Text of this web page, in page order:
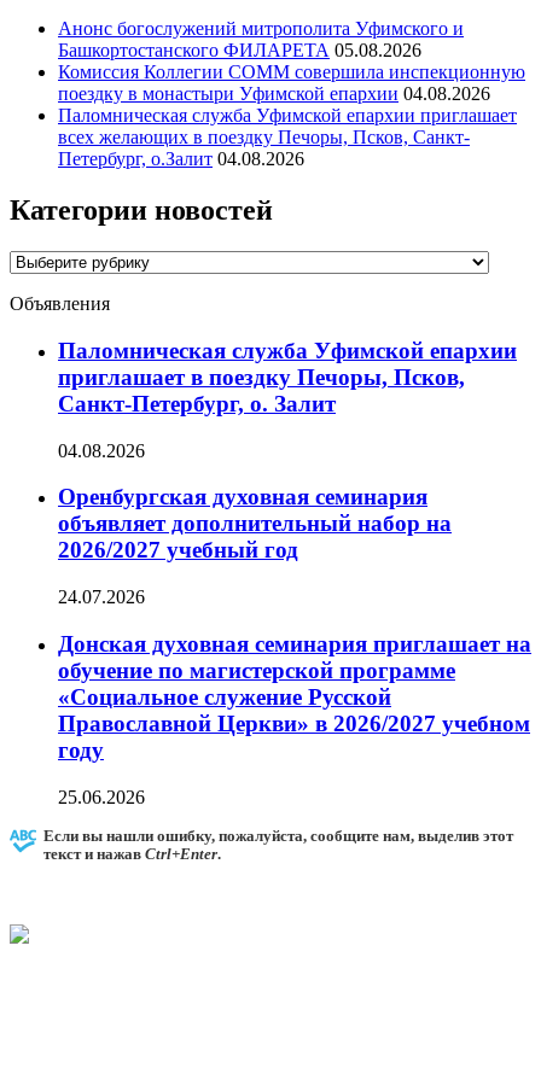
Анонс богослужений митрополита Уфимского и
Башкортостанского ФИЛАРЕТА 05.08.2026
Комиссия Коллегии СОММ совершила инспекционную
поездку в монастыри Уфимской епархии 04.08.2026
Паломническая служба Уфимской епархии приглашает
всех желающих в поездку Печоры, Псков, Санкт-
Петербург, о.Залит 04.08.2026
Категории новостей
Категории
Объявления
Паломническая служба Уфимской епархии
приглашает в поездку Печоры, Псков,
Санкт-Петербург, о. Залит
04.08.2026
Оренбургская духовная семинария
объявляет дополнительный набор на
2026/2027 учебный год
24.07.2026
Донская духовная семинария приглашает на
обучение по магистерской программе
«Социальное служение Русской
Православной Церкви» в 2026/2027 учебном
году
25.06.2026
Если вы нашли ошибку, пожалуйста, сообщите нам, выделив этот
текст и нажав Ctrl+Enter.